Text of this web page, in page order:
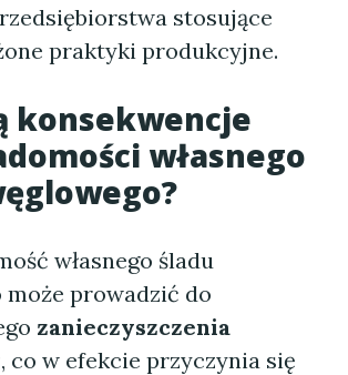
stosujące
praktyki produkcyjne.
konsekwencje
własnego
własnego śladu
może prowadzić do
zanieczyszczenia
, co w efekcie przyczynia się